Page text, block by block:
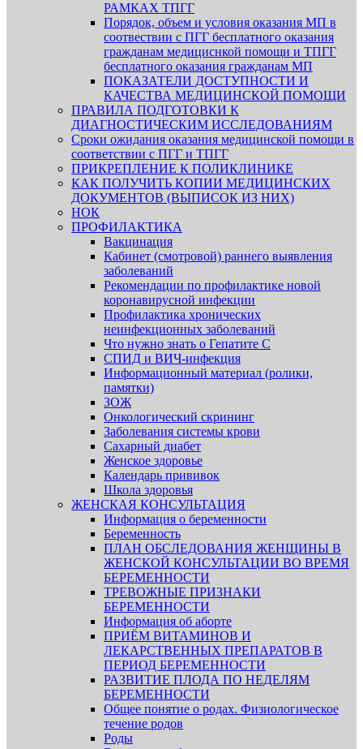
РАМКАХ ТПГГ
Порядок, объем и условия оказания МП в
соотвествии с ПГГ бесплатного оказания
гражданам медициснкой помощи и ТПГГ
бесплатного оказания гражданам МП
ПОКАЗАТЕЛИ ДОСТУПНОСТИ И
КАЧЕСТВА МЕДИЦИНСКОЙ ПОМОЩИ
ПРАВИЛА ПОДГОТОВКИ К
ДИАГНОСТИЧЕСКИМ ИССЛЕДОВАНИЯМ
Сроки ожидания оказания медицинской помощи в
соответствии с ПГГ и ТПГГ
ПРИКРЕПЛЕНИЕ К ПОЛИКЛИНИКЕ
КАК ПОЛУЧИТЬ КОПИИ МЕДИЦИНСКИХ
ДОКУМЕНТОВ (ВЫПИСОК ИЗ НИХ)
НОК
ПРОФИЛАКТИКА
Вакцинация
Кабинет (смотровой) раннего выявления
заболеваний
Рекомендации по профилактике новой
коронавирусной инфекции
Профилактика хронических
неинфекционных заболеваний
Что нужно знать о Гепатите С
СПИД и ВИЧ-инфекция
Информационный материал (ролики,
памятки)
ЗОЖ
Онкологический скрининг
Заболевания системы крови
Сахарный диабет
Женское здоровье
Календарь прививок
Школа здоровья
ЖЕНСКАЯ КОНСУЛЬТАЦИЯ
Информация о беременности
Беременность
ПЛАН ОБСЛЕДОВАНИЯ ЖЕНЩИНЫ В
ЖЕНСКОЙ КОНСУЛЬТАЦИИ ВО ВРЕМЯ
БЕРЕМЕННОСТИ
ТРЕВОЖНЫЕ ПРИЗНАКИ
БЕРЕМЕННОСТИ
Информация об аборте
ПРИЁМ ВИТАМИНОВ И
ЛЕКАРСТВЕННЫХ ПРЕПАРАТОВ В
ПЕРИОД БЕРЕМЕННОСТИ
РАЗВИТИЕ ПЛОДА ПО НЕДЕЛЯМ
БЕРЕМЕННОСТИ
Общее понятие о родах. Физиологическое
течение родов
Роды